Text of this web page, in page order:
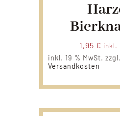
1,95 € inkl.
inkl. 19 % MwSt. zzgl.
Versandkosten